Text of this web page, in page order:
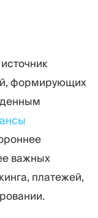
формирующих
важных
платежей,